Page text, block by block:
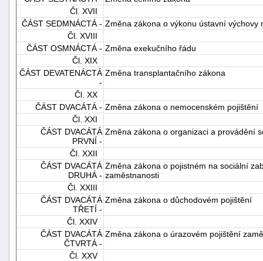
Čl. XVII
ČÁST SEDMNÁCTÁ - Změna zákona o výkonu ústavní výchovy
Čl. XVIII
ČÁST OSMNÁCTÁ - Změna exekučního řádu
Čl. XIX
ČÁST DEVATENÁCTÁ
-
Změna transplantačního zákona
Čl. XX
ČÁST DVACÁTÁ - Změna zákona o nemocenském pojištění
Čl. XXI
ČÁST DVACÁTÁ
PRVNÍ -
Změna zákona o organizaci a provádění
Čl. XXII
ČÁST DVACÁTÁ
DRUHÁ -
Změna zákona o pojistném na sociální
zaměstnanosti
Čl. XXIII
ČÁST DVACÁTÁ
TŘETÍ -
Změna zákona o důchodovém pojištění
Čl. XXIV
ČÁST DVACÁTÁ
ČTVRTÁ -
Změna zákona o úrazovém pojištění
Čl. XXV